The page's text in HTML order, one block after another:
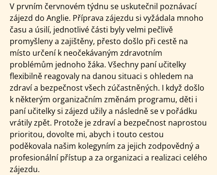
V prvním červnovém týdnu se uskutečnil poznávací
zájezd do Anglie. Příprava zájezdu si vyžádala mnoho
času a úsilí, jednotlivé části byly velmi pečlivě
promyšleny a zajištěny, přesto došlo při cestě na
místo určení k neočekávaným zdravotním
problémům jednoho žáka. Všechny paní učitelky
flexibilně reagovaly na danou situaci s ohledem na
zdraví a bezpečnost všech zúčastněných. I když došlo
k některým organizačním změnám programu, děti i
paní učitelky si zájezd užily a následně se v pořádku
vrátily zpět. Protože je zdraví a bezpečnost naprostou
prioritou, dovolte mi, abych i touto cestou
poděkovala našim kolegyním za jejich zodpovědný a
profesionální přístup a za organizaci a realizaci celého
zájezdu.